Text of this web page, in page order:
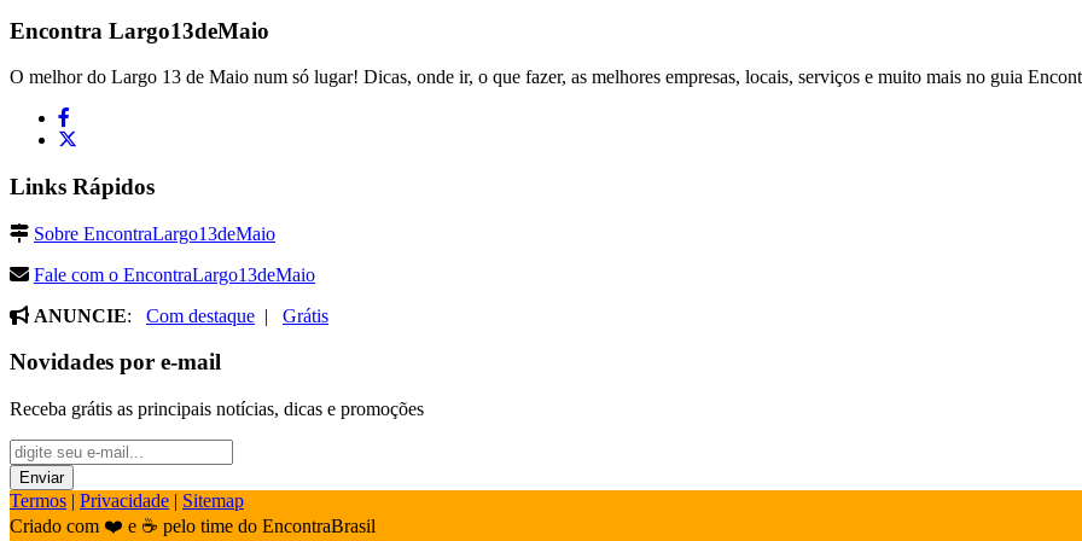
Encontra Largo13deMaio
O melhor do Largo 13 de Maio num só lugar! Dicas, onde ir, o que fazer, as melhores empresas, locais, serviços e muito mais no guia
Links Rápidos
Sobre EncontraLargo13deMaio
Fale com o EncontraLargo13deMaio
ANUNCIE: Com destaque | Grátis
Novidades por e-mail
Receba grátis as principais notícias, dicas e promoções
Termos | Privacidade | Sitemap
Criado com ❤️ e ☕ pelo time do EncontraBrasil